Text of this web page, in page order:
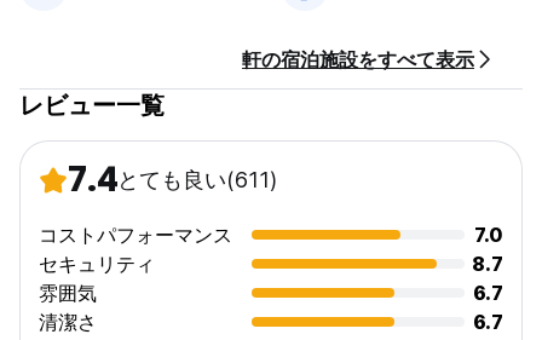
全てのお部屋に異なるテーマがございます！ビヨンセをテーマに
リー、ヒューストン スポーツ チームの男女共用ルーム、ダイバ
ーシティ シティの男女共用ルームなどがあります。) ワンダース
ます。完全に理解されました。これは、米国で 4 番目に大きく、
最も多様な都市に滞在して探索するのに最適なヒューストン ホス
テルです。
コンセント、扇風機、ランプ、個人用ロッカーも多数ございま
軒の宿泊施設をすべて表示
レビュー一覧
7.4とても良い(611)
コストパフォーマンス
7.0
セキュリティ
8.7
雰囲気
6.7
清潔さ
6.7